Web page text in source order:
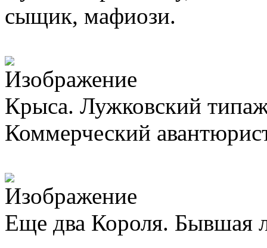
сыщик, мафиози.
Крыса. Лужковский
Коммерческий
Еще два Короля. Бывшая